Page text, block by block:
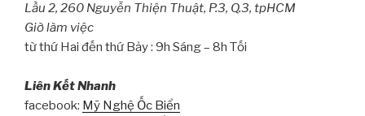
Lầu 2, 260 Nguyễn Thiện Thuật, P.3, Q.3, tpHCM
Giờ làm việc
từ thứ Hai đến thứ Bảy : 9h Sáng – 8h Tối
Liên Kết Nhanh
facebook: Mỹ Nghệ Ốc Biển